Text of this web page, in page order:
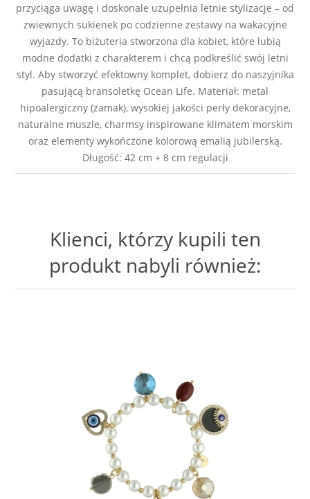
przyciąga uwagę i doskonale uzupełnia letnie stylizacje – od
zwiewnych sukienek po codzienne zestawy na wakacyjne
wyjazdy. To biżuteria stworzona dla kobiet, które lubią
modne dodatki z charakterem i chcą podkreślić swój letni
styl. Aby stworzyć efektowny komplet, dobierz do naszyjnika
pasującą bransoletkę Ocean Life. Materiał: metal
hipoalergiczny (zamak), wysokiej jakości perły dekoracyjne,
naturalne muszle, charmsy inspirowane klimatem morskim
oraz elementy wykończone kolorową emalią jubilerską.
Długość: 42 cm + 8 cm regulacji
Klienci, którzy kupili ten
produkt nabyli również: